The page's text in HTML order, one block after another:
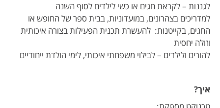
לגננות – לקראת חגים או כשי לילדים לסוף השנה
למדריכים בצהרונים, במועדוניות, בבית ספר של החופש או
החגים, בקייטנות: להעשרת תכנית הפעילות בצורה איכותית
וזולה יחסית
להורים ולילדים – לבילוי משפחתי איכותי, לימי הולדת ייחודיים
איך?